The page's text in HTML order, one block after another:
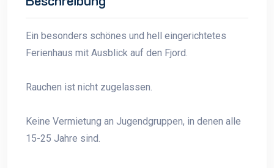
Ein besonders schönes und hell eingerichtetes
Ferienhaus mit Ausblick auf den Fjord.
Rauchen ist nicht zugelassen.
Keine Vermietung an Jugendgruppen, in denen alle
15-25 Jahre sind.